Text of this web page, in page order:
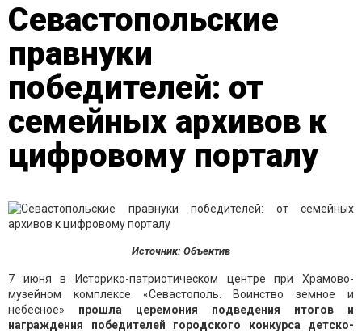
Севастопольские
правнуки
победителей: от
семейных архивов к
цифровому порталу
Источник: Объектив
7 июня в Историко-патриотическом центре при Храмово-
музейном комплексе «Севастополь. Воинство земное и
небесное» прошла церемония подведения итогов и
награждения победителей городского конкурса детско-